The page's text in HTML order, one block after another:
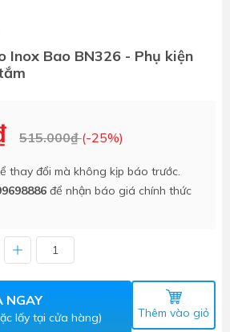
Inox Bao BN326 - Phụ kiện
515.000₫(-25%)
thay đổi mà không kịp báo trước.
để nhận báo giá chính thức
NGAY
lấy tại cửa hàng) Thêm vào giỏ